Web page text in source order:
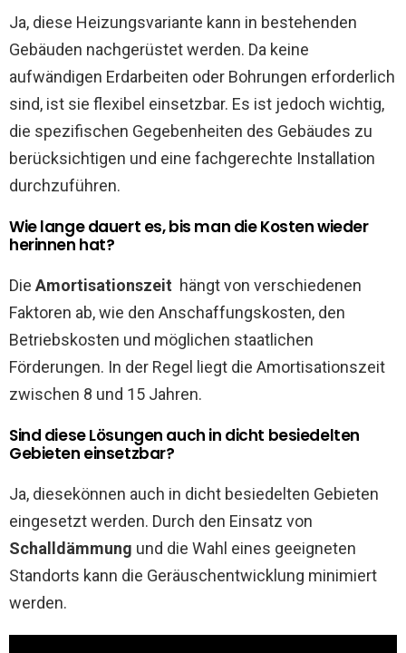
Ja, diese Heizungsvariante kann in bestehenden
Gebäuden nachgerüstet werden. Da keine
aufwändigen Erdarbeiten oder Bohrungen erforderlich
sind, ist sie flexibel einsetzbar. Es ist jedoch wichtig,
die spezifischen Gegebenheiten des Gebäudes zu
berücksichtigen und eine fachgerechte Installation
durchzuführen.
Wie lange dauert es, bis man die Kosten wieder
herinnen hat?
Die Amortisationszeit hängt von verschiedenen
Faktoren ab, wie den Anschaffungskosten, den
Betriebskosten und möglichen staatlichen
Förderungen. In der Regel liegt die Amortisationszeit
zwischen 8 und 15 Jahren.
Sind diese Lösungen auch in dicht besiedelten
Gebieten einsetzbar?
Ja, diesekönnen auch in dicht besiedelten Gebieten
eingesetzt werden. Durch den Einsatz von
Schalldämmung und die Wahl eines geeigneten
Standorts kann die Geräuschentwicklung minimiert
werden.